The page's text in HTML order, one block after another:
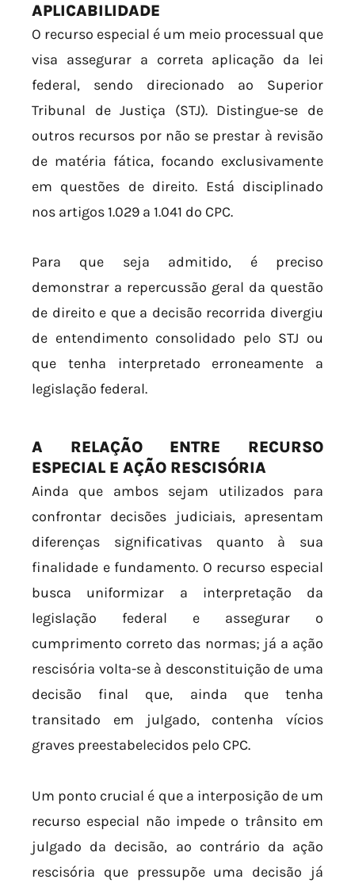
APLICABILIDADE
O recurso especial é um meio processual que
visa assegurar a correta aplicação da lei
federal, sendo direcionado ao Superior
Tribunal de Justiça (STJ). Distingue-se de
outros recursos por não se prestar à revisão
de matéria fática, focando exclusivamente
em questões de direito. Está disciplinado
nos artigos 1.029 a 1.041 do CPC.
Para que seja admitido, é preciso
demonstrar a repercussão geral da questão
de direito e que a decisão recorrida divergiu
de entendimento consolidado pelo STJ ou
que tenha interpretado erroneamente a
legislação federal.
A RELAÇÃO ENTRE RECURSO
ESPECIAL E AÇÃO RESCISÓRIA
Ainda que ambos sejam utilizados para
confrontar decisões judiciais, apresentam
diferenças significativas quanto à sua
finalidade e fundamento. O recurso especial
busca uniformizar a interpretação da
legislação federal e assegurar o
cumprimento correto das normas; já a ação
rescisória volta-se à desconstituição de uma
decisão final que, ainda que tenha
transitado em julgado, contenha vícios
graves preestabelecidos pelo CPC.
Um ponto crucial é que a interposição de um
recurso especial não impede o trânsito em
julgado da decisão, ao contrário da ação
rescisória que pressupõe uma decisão já